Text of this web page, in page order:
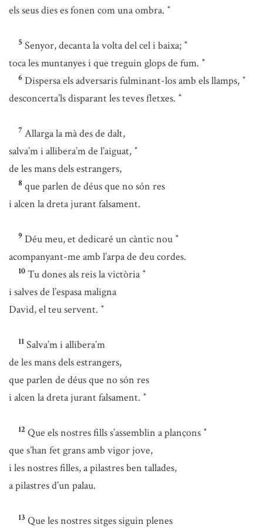
els seus dies es fonen com una ombra. *
5 Senyor, decanta la volta del cel i baixa; *
toca les muntanyes i que treguin glops de fum. *
6 Dispersa els adversaris fulminant-los amb els llamps, *
desconcerta’ls disparant les teves fletxes. *
7 Allarga la mà des de dalt,
salva’m i allibera’m de l’aiguat, *
de les mans dels estrangers,
8 que parlen de déus que no són res
i alcen la dreta jurant falsament.
9 Déu meu, et dedicaré un càntic nou *
acompanyant-me amb l’arpa de deu cordes.
10 Tu dones als reis la victòria *
i salves de l’espasa maligna
David, el teu servent. *
11 Salva’m i allibera’m
de les mans dels estrangers,
que parlen de déus que no són res
i alcen la dreta jurant falsament. *
12 Que els nostres fills s’assemblin a plançons *
que s’han fet grans amb vigor jove,
i les nostres filles, a pilastres ben tallades,
a pilastres d’un palau.
13 Que les nostres sitges siguin plenes